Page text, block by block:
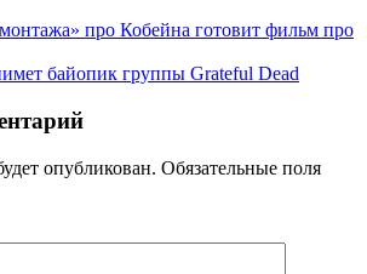
про Кобейна готовит фильм про
байопик группы Grateful Dead
опубликован. Обязательные поля